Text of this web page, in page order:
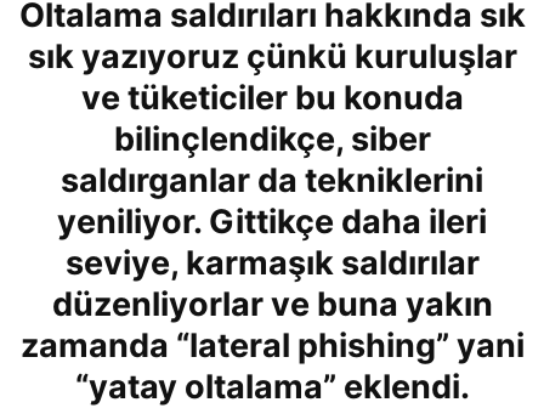
Oltalama saldırıları hakkında sık
sık yazıyoruz çünkü kuruluşlar
ve tüketiciler bu konuda
bilinçlendikçe, siber
saldırganlar da tekniklerini
yeniliyor. Gittikçe daha ileri
seviye, karmaşık saldırılar
düzenliyorlar ve buna yakın
zamanda “lateral phishing” yani
“yatay oltalama” eklendi.